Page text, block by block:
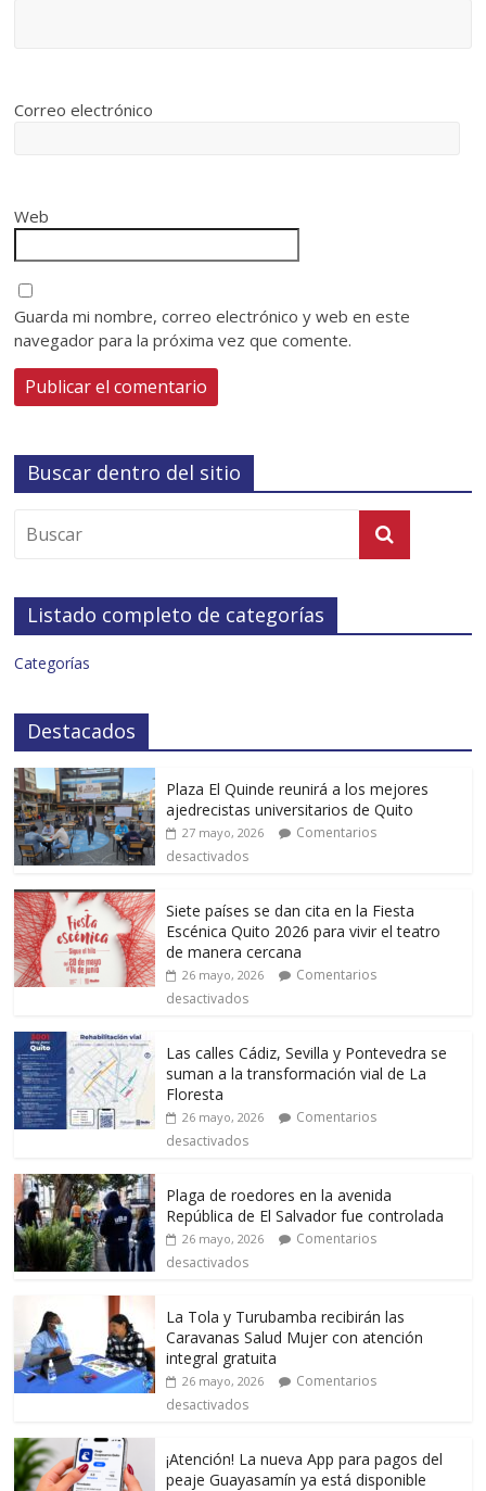
Correo electrónico
Web
Guarda mi nombre, correo electrónico y web en este
navegador para la próxima vez que comente.
Buscar dentro del sitio
Listado completo de categorías
Categorías
Destacados
Plaza El Quinde reunirá a los mejores
ajedrecistas universitarios de Quito
27 mayo, 2026
Comentarios
desactivados
Siete países se dan cita en la Fiesta
Escénica Quito 2026 para vivir el teatro
de manera cercana
26 mayo, 2026
Comentarios
desactivados
Las calles Cádiz, Sevilla y Pontevedra se
suman a la transformación vial de La
Floresta
26 mayo, 2026
Comentarios
desactivados
Plaga de roedores en la avenida
República de El Salvador fue controlada
26 mayo, 2026
Comentarios
desactivados
La Tola y Turubamba recibirán las
Caravanas Salud Mujer con atención
integral gratuita
26 mayo, 2026
Comentarios
desactivados
¡Atención! La nueva App para pagos del
peaje Guayasamín ya está disponible